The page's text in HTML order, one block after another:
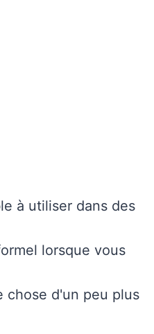
à utiliser dans des
lorsque vous
chose d'un peu plus